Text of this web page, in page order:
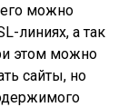
можно
линиях, а так
этом можно
сайты, но